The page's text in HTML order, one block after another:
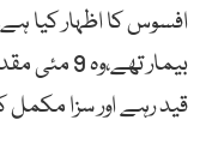
افسوس کا اظہار
بیمار
قید رہے اور سزا مکمل